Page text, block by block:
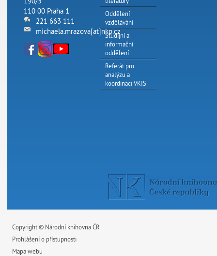
110 00 Praha 1
221 663 111
michaela.mrazova[at]nkp.cz
Oddělení
vzdělávání
Studijní a
informační
oddělení
Referát pro
analýzu a
koordinaci VKIS
Copyright © Národní knihovna ČR
Prohlášení o přístupnosti
Mapa webu